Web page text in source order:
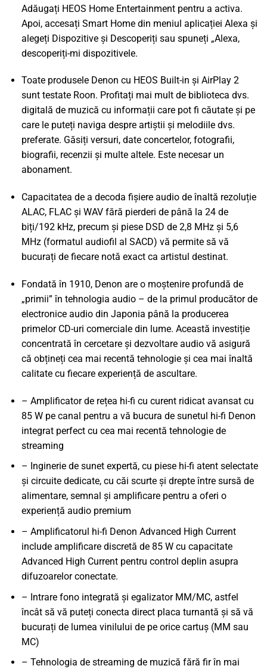
Adăugați HEOS Home Entertainment pentru a activa.
Apoi, accesați Smart Home din meniul aplicației Alexa și
alegeți Dispozitive și Descoperiți sau spuneți „Alexa,
descoperiți-mi dispozitivele.
Toate produsele Denon cu HEOS Built-in și AirPlay 2
sunt testate Roon. Profitați mai mult de biblioteca dvs.
digitală de muzică cu informații care pot fi căutate și pe
care le puteți naviga despre artiștii și melodiile dvs.
preferate. Găsiți versuri, date concertelor, fotografii,
biografii, recenzii și multe altele. Este necesar un
abonament.
Capacitatea de a decoda fișiere audio de înaltă rezoluție
ALAC, FLAC și WAV fără pierderi de până la 24 de
biți/192 kHz, precum și piese DSD de 2,8 MHz și 5,6
MHz (formatul audiofil al SACD) vă permite să vă
bucurați de fiecare notă exact ca artistul destinat.
Fondată în 1910, Denon are o moștenire profundă de
„primii” în tehnologia audio – de la primul producător de
electronice audio din Japonia până la producerea
primelor CD-uri comerciale din lume. Această investiție
concentrată în cercetare și dezvoltare audio vă asigură
că obțineți cea mai recentă tehnologie și cea mai înaltă
calitate cu fiecare experiență de ascultare.
– Amplificator de rețea hi-fi cu curent ridicat avansat cu
85 W pe canal pentru a vă bucura de sunetul hi-fi Denon
integrat perfect cu cea mai recentă tehnologie de
streaming
– Inginerie de sunet expertă, cu piese hi-fi atent selectate
și circuite dedicate, cu căi scurte și drepte între sursă de
alimentare, semnal și amplificare pentru a oferi o
experiență audio premium
– Amplificatorul hi-fi Denon Advanced High Current
include amplificare discretă de 85 W cu capacitate
Advanced High Current pentru control deplin asupra
difuzoarelor conectate.
– Intrare fono integrată și egalizator MM/MC, astfel
încât să vă puteți conecta direct placa turnantă și să vă
bucurați de lumea vinilului de pe orice cartuș (MM sau
MC)
– Tehnologia de streaming de muzică fără fir în mai